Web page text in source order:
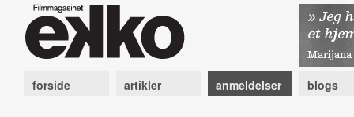
forside artikler anmeldelser blogs